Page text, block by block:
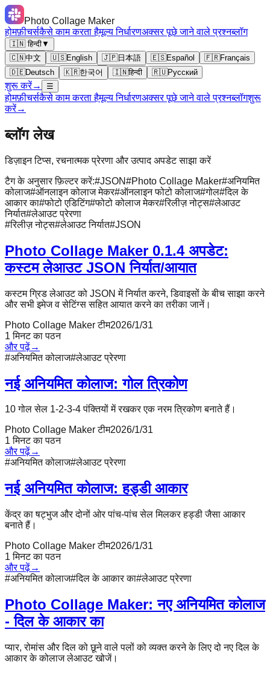
Photo Collage Maker
होमफ़ीचर्सकैसे काम करता हैमूल्य निर्धारणअक्सर पूछे जाने वाले प्रश्नब्लॉग
🇮🇳 हिन्दी▼
🇨🇳中文 🇺🇸English 🇯🇵日本語 🇪🇸Español 🇫🇷Français
🇩🇪Deutsch 🇰🇷한국어 🇮🇳हिन्दी 🇷🇺Русский
शुरू करें→ ☰
होमफ़ीचर्सकैसे काम करता हैमूल्य निर्धारणअक्सर पूछे जाने वाले प्रश्नब्लॉगशुरू
करें→
ब्लॉग लेख
डिज़ाइन टिप्स, रचनात्मक प्रेरणा और उत्पाद अपडेट साझा करें
टैग के अनुसार फ़िल्टर करें:#JSON#Photo Collage Maker#अनियमित
कोलाज#ऑनलाइन कोलाज मेकर#ऑनलाइन फोटो कोलाज#गोल#दिल के
आकार का#फोटो एडिटिंग#फोटो कोलाज मेकर#रिलीज़ नोट्स#लेआउट
निर्यात#लेआउट प्रेरणा
#रिलीज़ नोट्स#लेआउट निर्यात#JSON
Photo Collage Maker 0.1.4 अपडेट:
कस्टम लेआउट JSON निर्यात/आयात
कस्टम ग्रिड लेआउट को JSON में निर्यात करने, डिवाइसों के बीच साझा करने
और सभी इमेज व सेटिंग्स सहित आयात करने का तरीका जानें।
Photo Collage Maker टीम2026/1/31
1 मिनट का पठन
और पढ़ें→
#अनियमित कोलाज#लेआउट प्रेरणा
नई अनियमित कोलाज: गोल त्रिकोण
10 गोल सेल 1-2-3-4 पंक्तियों में रखकर एक नरम त्रिकोण बनाते हैं।
Photo Collage Maker टीम2026/1/31
1 मिनट का पठन
और पढ़ें→
#अनियमित कोलाज#लेआउट प्रेरणा
नई अनियमित कोलाज: हड्डी आकार
केंद्र का षट्भुज और दोनों ओर पांच-पांच सेल मिलकर हड्डी जैसा आकार
बनाते हैं।
Photo Collage Maker टीम2026/1/31
1 मिनट का पठन
और पढ़ें→
#अनियमित कोलाज#दिल के आकार का#लेआउट प्रेरणा
Photo Collage Maker: नए अनियमित कोलाज
- दिल के आकार का
प्यार, रोमांस और दिल को छूने वाले पलों को व्यक्त करने के लिए दो नए दिल के
आकार के कोलाज लेआउट खोजें।